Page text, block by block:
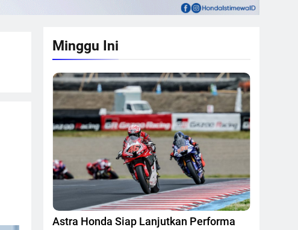
Minggu Ini
Astra Honda Siap Lanjutkan Performa